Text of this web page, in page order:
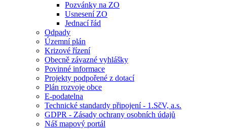
Pozvánky na ZO
Usnesení ZO
Jednací řád
Odpady
Územní plán
Krizové řízení
Obecně závazné vyhlášky
Povinné informace
Projekty podpořené z dotací
Plán rozvoje obce
E-podatelna
Technické standardy připojení - 1.SčV, a.s.
GDPR - Zásady ochrany osobních údajů
Náš mapový portál